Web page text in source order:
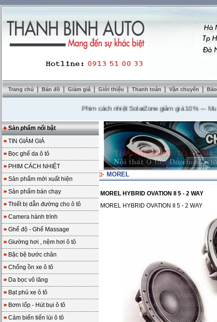
Trang chủ | Bản đồ | Giảm giá | Giới thiệu | Thanh toán | Vận chuyển |
Phim cách nhiệt SolarZone giảm giá 10%---Mua
Sản phẩm nổi bật
TIN GIẢM GIÁ
Bọc ghế da ô tô
PHIM CÁCH NHIỆT
Sản phẩm mới xuất hiện
Sản phẩm bán chạy
Thiết bị dẫn đường cho ô tô
Camera hành trình
Ghế độ - Ghế Massage
Giường hơi , nệm hơi ô tô
Bậc bệ bước chân
Chống ồn xe ô tô
Da bọc vô lăng
Bạt phủ xe ô tô
Bơm lốp - Hút bụi ô tô
Cảm biến tiến lùi ô tô
MOREL
MOREL HYBRID OVATION II 5 - 2 WAY
MOREL HYBRID OVATION II 5 - 2 WAY